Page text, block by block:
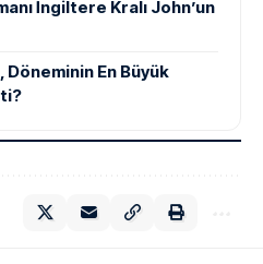
İngiltere Kralı John’un
En Büyük